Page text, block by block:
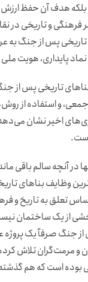
هدف آن حفظ ارزش
فرهنگی و تاریخی در
پس از جنگ به
پایداری، هویت
تاریخی پس از
و استفاده از
اخیر نشان
در آنچه سالم باقی
وظایف بناهای
تعلق به تاریخ
از یک ساختمان
جنگ صرفاً یک پروژه
و مرمت‌گران تلاش
بوده است که هم